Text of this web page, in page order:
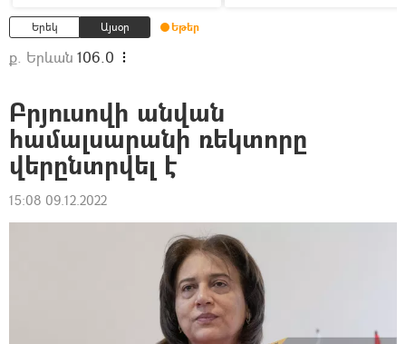
Երեկ Այսօր Եթեր
ք. Երևան 106.0
Բրյուսովի անվան
համալսարանի ռեկտորը
վերընտրվել է
15:08 09.12.2022